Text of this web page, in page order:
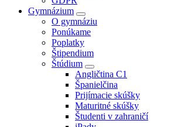
Gymnázium
O gymnáziu
Ponúkame
Poplatky
Štipendium
Štúdium
Angličtina C1
Španielčina
Prijímacie skúšky
Maturitné skúšky
Študenti v zahraničí